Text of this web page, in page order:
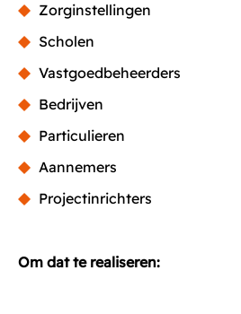
Zorginstellingen
Scholen
Vastgoedbeheerders
Bedrijven
Particulieren
Aannemers
Projectinrichters
Om dat te realiseren: